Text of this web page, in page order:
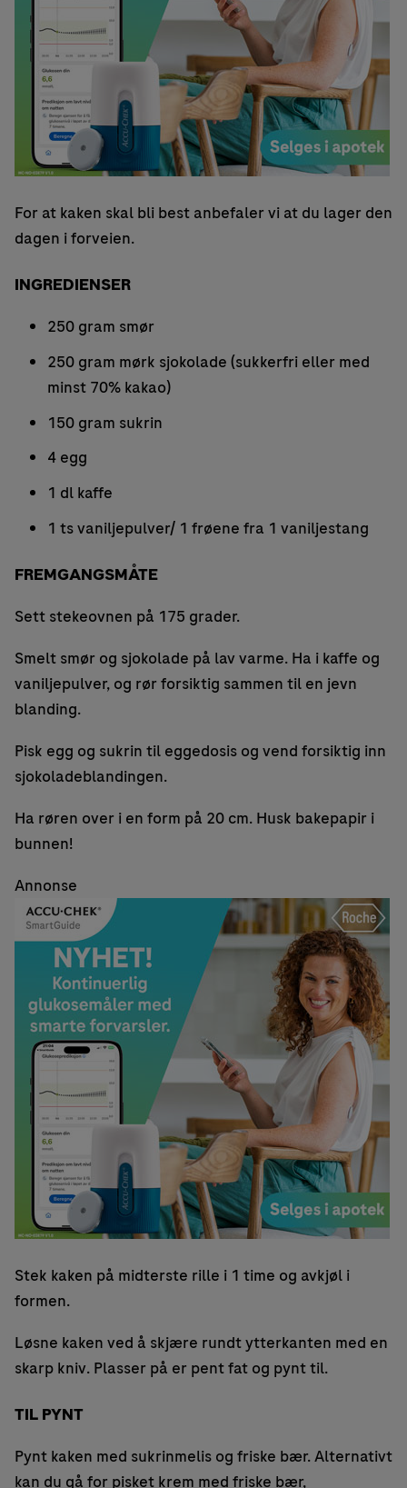
For at kaken skal bli best anbefaler vi at du lager den
dagen i forveien.
INGREDIENSER
250 gram smør
250 gram mørk sjokolade (sukkerfri eller med
minst 70% kakao)
150 gram sukrin
4 egg
1 dl kaffe
1 ts vaniljepulver/ 1 frøene fra 1 vaniljestang
FREMGANGSMÅTE
Sett stekeovnen på 175 grader.
Smelt smør og sjokolade på lav varme. Ha i kaffe og
vaniljepulver, og rør forsiktig sammen til en jevn
blanding.
Pisk egg og sukrin til eggedosis og vend forsiktig inn
sjokoladeblandingen.
Ha røren over i en form på 20 cm. Husk bakepapir i
bunnen!
Annonse
Stek kaken på midterste rille i 1 time og avkjøl i
formen.
Løsne kaken ved å skjære rundt ytterkanten med en
skarp kniv. Plasser på er pent fat og pynt til.
TIL PYNT
Pynt kaken med sukrinmelis og friske bær. Alternativt
kan du gå for pisket krem med friske bær,